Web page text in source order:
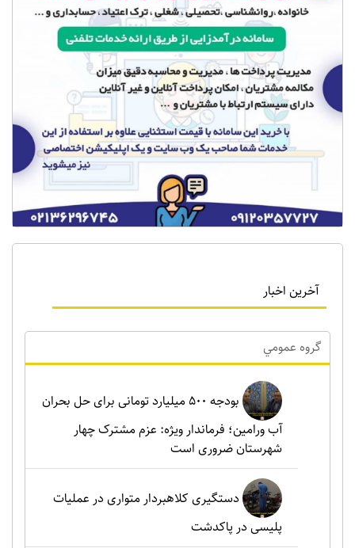
آخرین اخبار
گروه عمومي
بودجه ۵۰۰ میلیارد تومانی برای حل بحران
آب ورامین؛ فرماندار ویژه: عزم مشترک چهار
شهرستان ضروری است
دستگیری کلاهبردار متواری در عملیات
پلیسی در پاکدشت